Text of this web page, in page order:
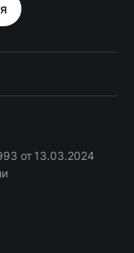
от 13.03.2024